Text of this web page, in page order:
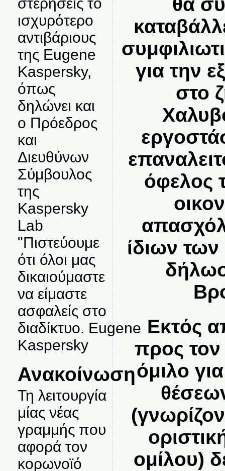
ισχυρότερο
αντιβάριους
της Eugene
Kaspersky,
όπως
δηλώνει και
ο Πρόεδρος
και
Διευθύνων
Σύμβουλος
της
Kaspersky
Lab
"Πιστεύουμε
ότι όλοι μας
δικαιούμαστε
να είμαστε
ασφαλείς στο
διαδίκτυο. Eugene
Kaspersky
Ανακοίνωση
Τη λειτουργία
μίας νέας
γραμμής που
αφορά τον
κορωνοϊό
για την
στο
όφελος
ίδιων
Εκτός
προς τον
όμιλο
ομίλου)